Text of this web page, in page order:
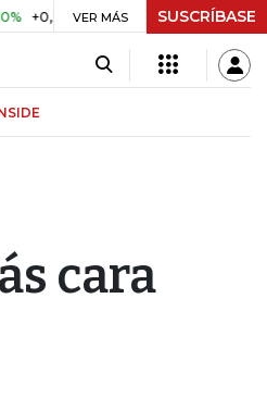
UVR $ 416,86 +$ 0,05
VER MÁS SUSCRÍBASE
cara